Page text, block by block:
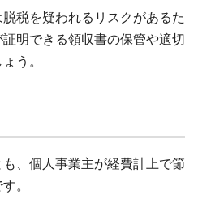
税を疑われるリスクがあるた
明できる領収書の保管や適切
う。
、個人事業主が経費計上で節
。